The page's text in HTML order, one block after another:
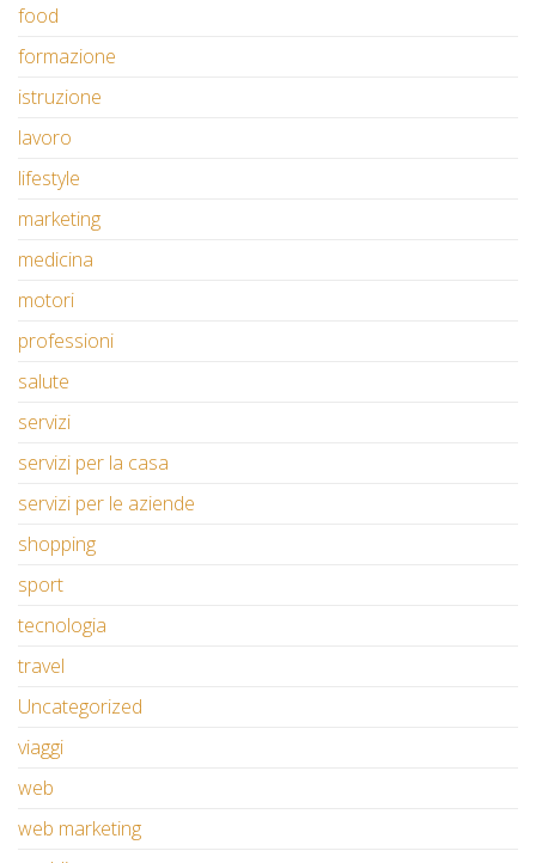
food
formazione
istruzione
lavoro
lifestyle
marketing
medicina
motori
professioni
salute
servizi
servizi per la casa
servizi per le aziende
shopping
sport
tecnologia
travel
Uncategorized
viaggi
web
web marketing